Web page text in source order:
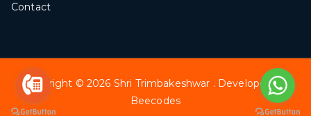
Contact
Copyright © 2026 Shri Trimbakeshwar . Developed by
Beecodes